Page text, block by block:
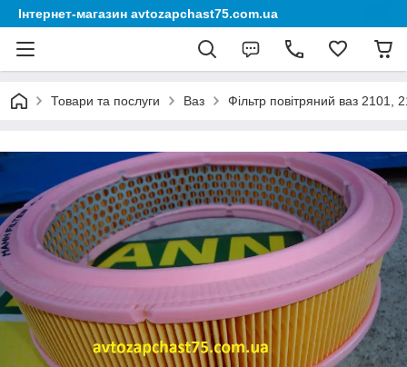
Інтернет-магазин avtozapchast75.com.ua
Товари та послуги Ваз Фільтр повітряний ваз